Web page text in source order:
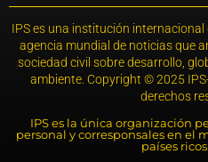
IPS es una institución
agencia mundial de noticias que
sociedad civil sobre desarrollo,
ambiente. Copyright © 2025
derechos
IPS es la única organización
personal y corresponsales en el
países